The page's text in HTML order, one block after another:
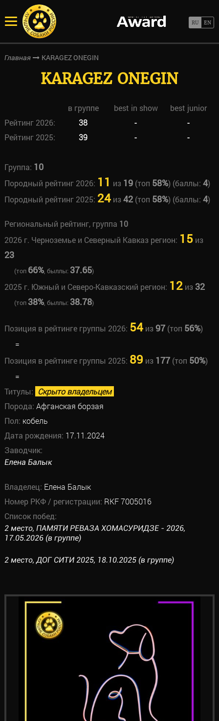
Главная KARAGEZ ONEGIN
KARAGEZ ONEGIN
в группе best in show
best junior
Рейтинг 2026:
38 -
-
Рейтинг 2025:
39 - -
Группа: 10
Породный рейтинг 2026: 11 из 19(топ 58%) (баллы: 4)
Породный рейтинг 2025: 24из42(топ 58%) (баллы: 4)
Региональный рейтинг, группа 10
2026 г. Черноземье и Северный Кавказ регион: 15из
23
(топ 66%, быллы: 37.65)
2025 г. Южный и Северо-Кавказский регион: 12из 32
(топ 38%, быллы: 38.78)
Позиция в рейтинге группы 2026: 54из97(топ 56%)
=
Позиция в рейтинге группы 2025: 89 из 177(топ 50%)
=
Титулы: Скрыто владельцем
Порода: Афганская борзая
Пол: кобель
Дата рождения: 17.11.2024
Заводчик:
Елена Балык
Владелец: Елена Балык
Номер РКФ / регистрации: RKF 7005016
Список побед:
2 место, ПАМЯТИ РЕВАЗА ХОМАСУРИДЗЕ - 2026,
17.05.2026 (в группе)
2 место, ДОГ СИТИ 2025, 18.10.2025 (в группе)